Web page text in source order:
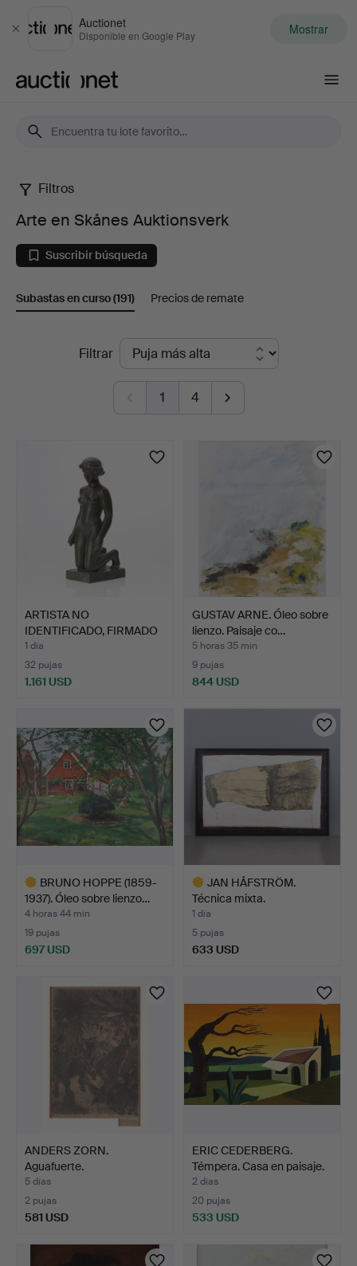
Cerrar
Auctionet
Disponible en Google Play Mostrar
Arte
en
Skånes
Auktionsverk
Filtros
Arte en Skånes Auktionsverk
Suscribir búsqueda
Subastas en curso(191) Precios de remate
SubastasFiltrar
1 4
ARTISTA NO
IDENTIFICADO, FIRMADO
NIC S, ES…
1 día
32 pujas
1.161 USD
GUSTAV ARNE. Óleo sobre
lienzo. Paisaje co…
5 horas 35 min
9 pujas
844 USD
BRUNO HOPPE (1859-
1937). Óleo sobre lienzo…
4 horas 44 min
19 pujas
697 USD
seleccionado
JAN HÅFSTRÖM.
Técnica mixta.
Composición. …
1 día
5 pujas
633 USD
ANDERS ZORN.
Aguafuerte.
"Gopsmorsstugan".…
5 días
2 pujas
581 USD
ERIC CEDERBERG.
Témpera. Casa en paisaje.
…
2 días
20 pujas
533 USD